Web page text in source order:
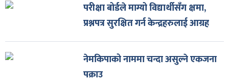
परीक्षा बोर्डले माग्यो विद्यार्थीसँग क्षमा,
प्रश्नपत्र सुरक्षित गर्न केन्द्रहरुलाई आग्रह
नेमकिपाको नाममा चन्दा असुल्ने एकजना
पक्राउ